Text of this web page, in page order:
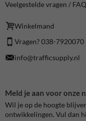
Veelgestelde vragen / FAQ
Winkelmand
Vragen? 038-7920070
info@trafficsupply.nl
Meld je aan voor onze
Wil je op de hoogte
ontwikkelingen. Vul dan